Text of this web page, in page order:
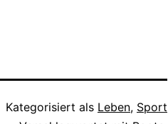
Kategorisiert als Leben, Sport